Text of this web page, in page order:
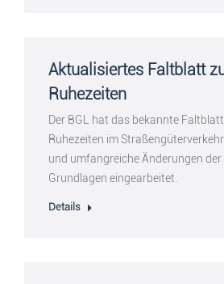
Aktualisiertes Faltblatt
Ruhezeiten
Der BGL hat das bekannte
Ruhezeiten im
und umfangreiche Änderungen der
Grundlagen eingearbeitet.
Details